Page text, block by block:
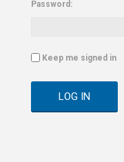
Password:
Keep me signed in
LOG IN